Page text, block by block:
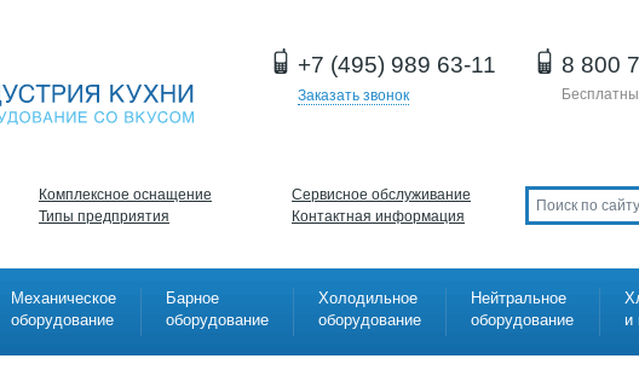
+7 (495) 989 63-11
Заказать звонок
8 800
Комплексное оснащение
Типы предприятия
Сервисное обслуживание
Контактная информация
Механическое
оборудование
Барное
оборудование
Холодильное
оборудование
Нейтральное
оборудование
и